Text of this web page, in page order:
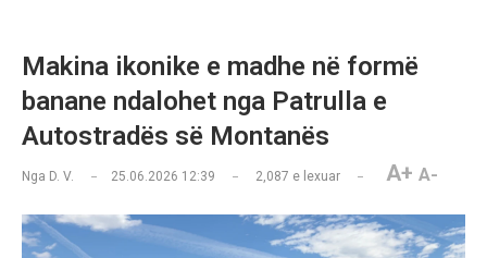
Makina ikonike e madhe në formë
banane ndalohet nga Patrulla e
Autostradës së Montanës
Nga D. V. 25.06.2026 12:39 2,087 e lexuar A+ A-